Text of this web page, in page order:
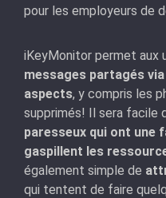
pour les employeurs de
iKeyMonitor permet aux
messages partagés
aspects, y compris les
supprimés! Il sera facile
paresseux qui ont une
gaspillent les
également simple de
qui tentent de faire